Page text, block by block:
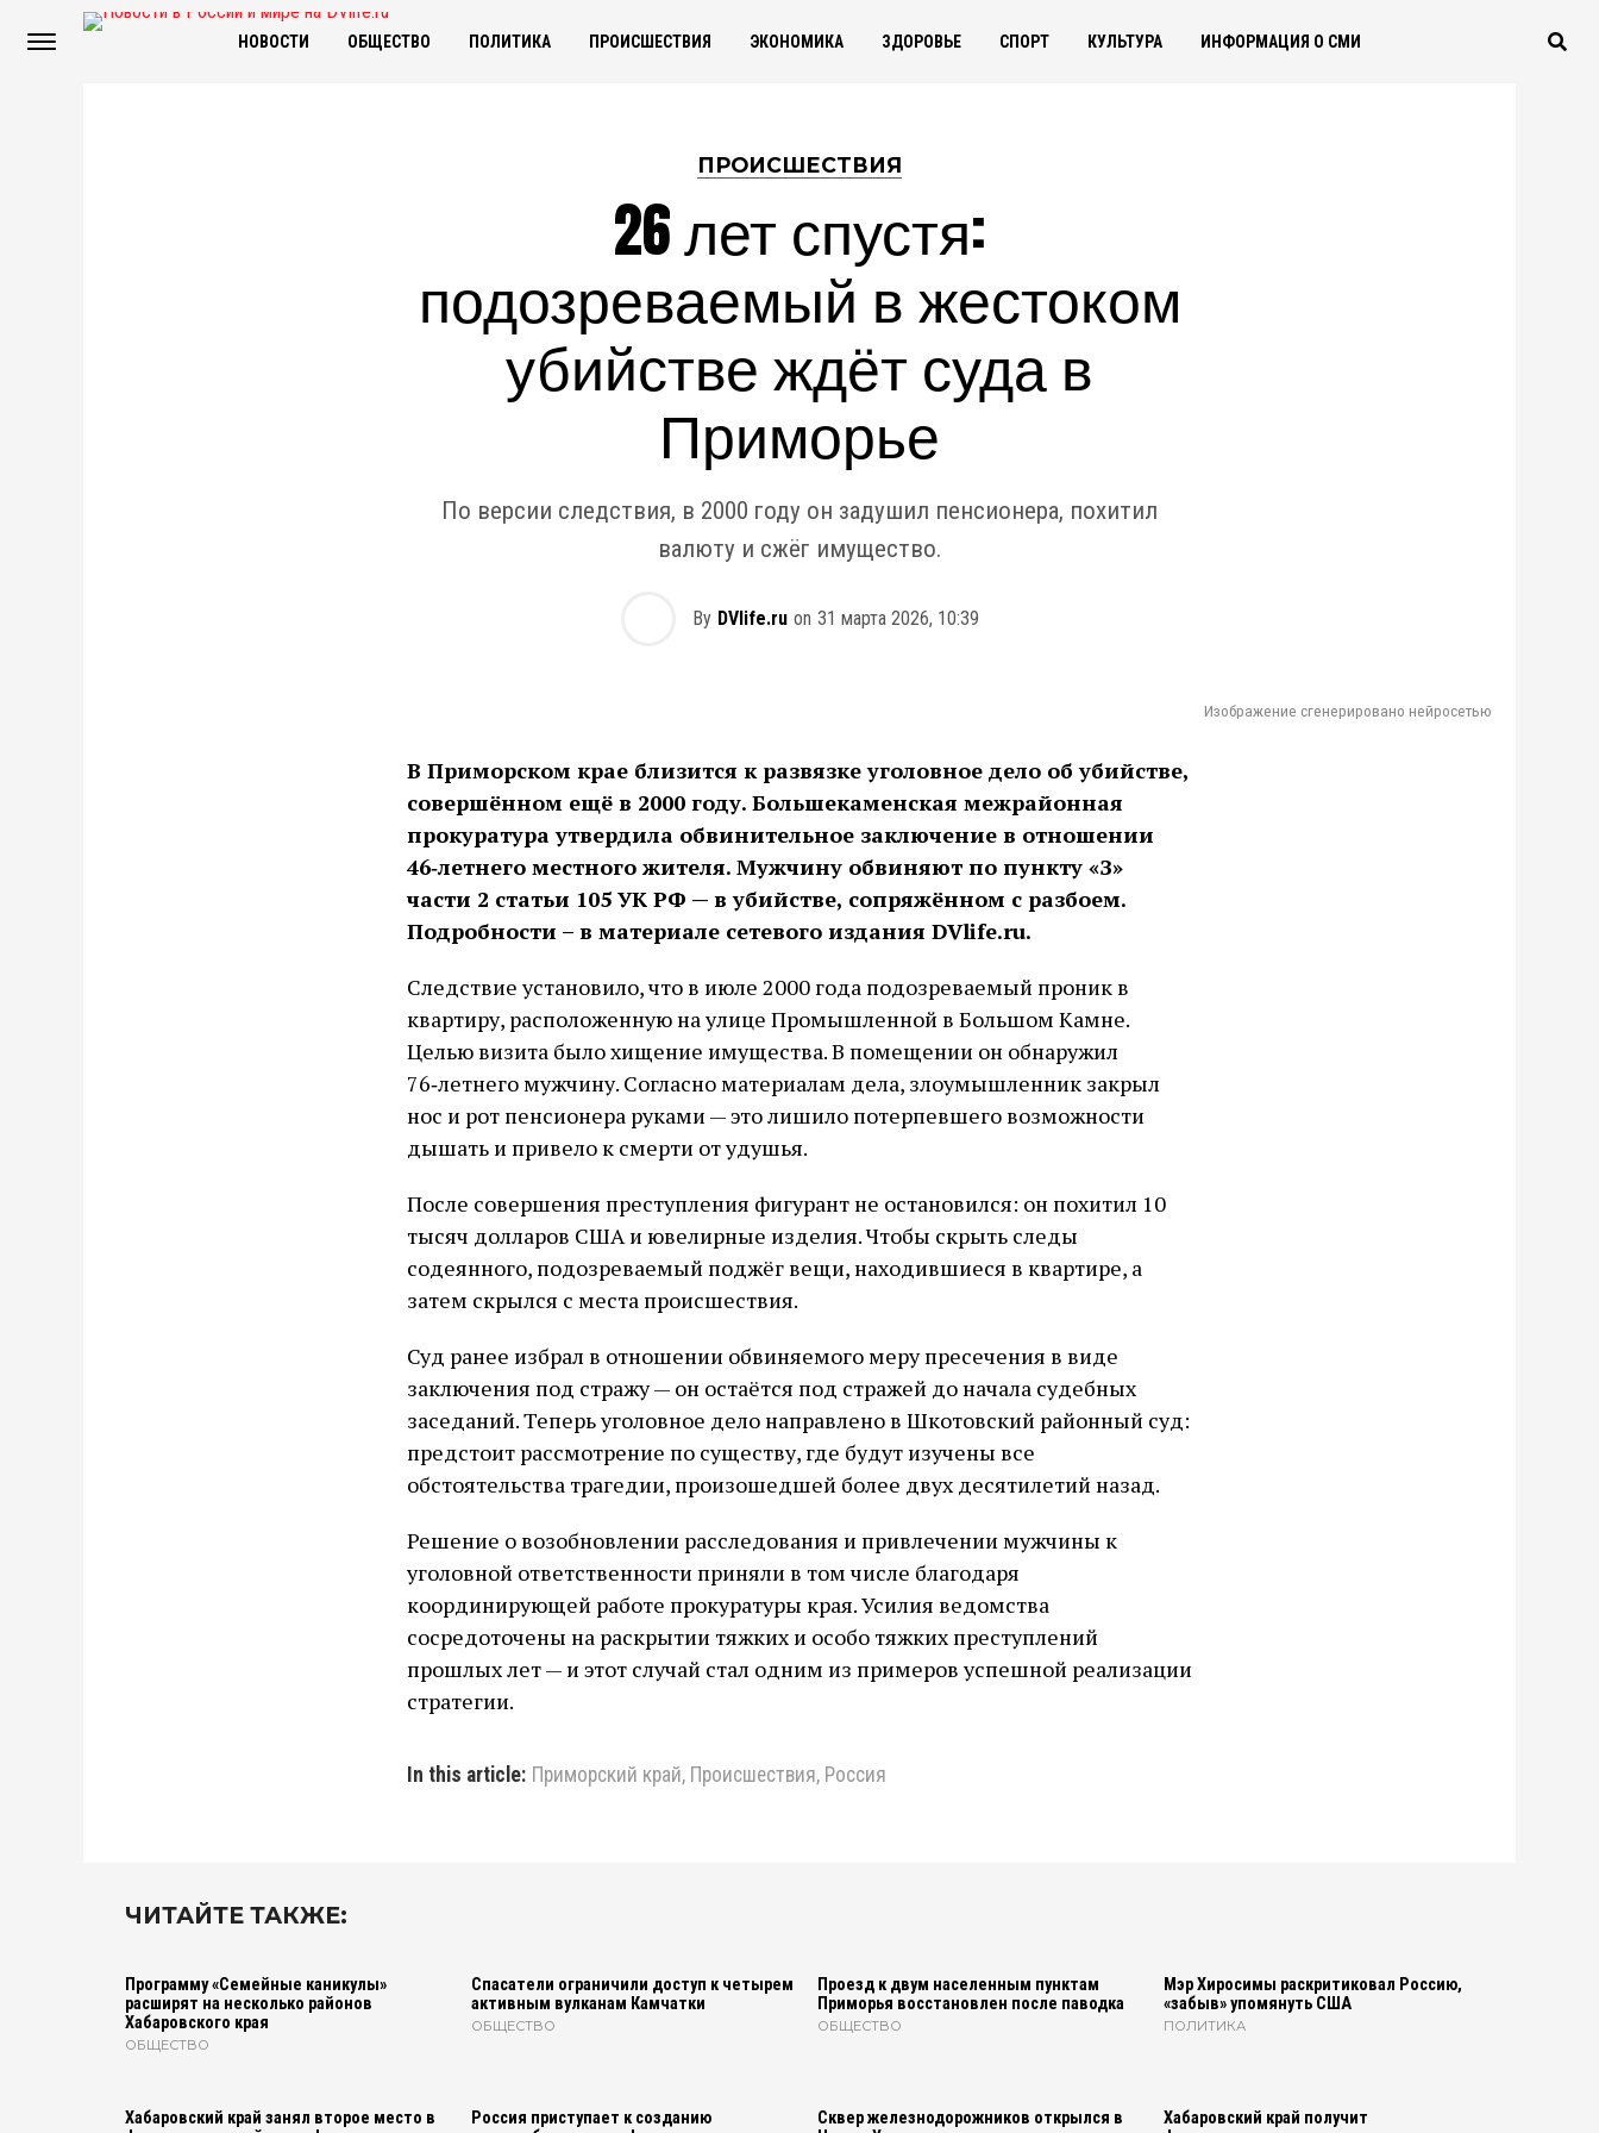
НОВОСТИ ОБЩЕСТВО ПОЛИТИКА ПРОИСШЕСТВИЯ ЭКОНОМИКА ЗДОРОВЬЕ СПОРТ КУЛЬТУРА ИНФОРМАЦИЯ О СМИ
ПРОИСШЕСТВИЯ
26 лет спустя:
подозреваемый в жестоком
убийстве ждёт суда в
Приморье
По версии следствия, в 2000 году он задушил пенсионера, похитил
валюту и сжёг имущество.
By DVlife.ru on 31 марта 2026, 10:39
Изображение сгенерировано нейросетью
В Приморском крае близится к развязке уголовное дело об убийстве,
совершённом ещё в 2000 году. Большекаменская межрайонная
прокуратура утвердила обвинительное заключение в отношении
46‑летнего местного жителя. Мужчину обвиняют по пункту «З»
части 2 статьи 105 УК РФ — в убийстве, сопряжённом с разбоем.
Подробности – в материале сетевого издания DVlife.ru.
Следствие установило, что в июле 2000 года подозреваемый проник в
квартиру, расположенную на улице Промышленной в Большом Камне.
Целью визита было хищение имущества. В помещении он обнаружил
76‑летнего мужчину. Согласно материалам дела, злоумышленник закрыл
нос и рот пенсионера руками — это лишило потерпевшего возможности
дышать и привело к смерти от удушья.
После совершения преступления фигурант не остановился: он похитил 10
тысяч долларов США и ювелирные изделия. Чтобы скрыть следы
содеянного, подозреваемый поджёг вещи, находившиеся в квартире, а
затем скрылся с места происшествия.
Суд ранее избрал в отношении обвиняемого меру пресечения в виде
заключения под стражу — он остаётся под стражей до начала судебных
заседаний. Теперь уголовное дело направлено в Шкотовский районный суд:
предстоит рассмотрение по существу, где будут изучены все
обстоятельства трагедии, произошедшей более двух десятилетий назад.
Решение о возобновлении расследования и привлечении мужчины к
уголовной ответственности приняли в том числе благодаря
координирующей работе прокуратуры края. Усилия ведомства
сосредоточены на раскрытии тяжких и особо тяжких преступлений
прошлых лет — и этот случай стал одним из примеров успешной реализации
стратегии.
In this article: Приморский край, Происшествия, Россия
ЧИТАЙТЕ ТАКЖЕ:
Программу «Семейные каникулы»
расширят на несколько районов
Хабаровского края
ОБЩЕСТВО
Спасатели ограничили доступ к четырем
активным вулканам Камчатки
ОБЩЕСТВО
Проезд к двум населенным пунктам
Приморья восстановлен после паводка
ОБЩЕСТВО
Мэр Хиросимы раскритиковал Россию,
«забыв» упомянуть США
ПОЛИТИКА
Хабаровский край занял второе место в
Россия приступает к созданию
Сквер железнодорожников открылся в
Хабаровский край получит